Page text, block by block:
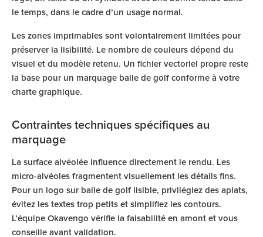
le temps, dans le cadre d’un usage normal.
Les zones imprimables sont volontairement limitées pour
préserver la lisibilité. Le nombre de couleurs dépend du
visuel et du modèle retenu. Un fichier vectoriel propre reste
la base pour un marquage balle de golf conforme à votre
charte graphique.
Contraintes techniques spécifiques au
marquage
La surface alvéolée influence directement le rendu. Les
micro-alvéoles fragmentent visuellement les détails fins.
Pour un logo sur balle de golf lisible, privilégiez des aplats,
évitez les textes trop petits et simplifiez les contours.
L’équipe Okavengo vérifie la faisabilité en amont et vous
conseille avant validation.